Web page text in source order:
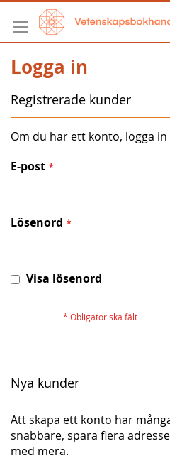
Hoppa
till
innehållet
Logga in
Registrerade kunder
Om du har ett konto, logga
E-post
Lösenord
Visa lösenord
Nya kunder
Att skapa ett konto har
snabbare, spara flera
med mera.